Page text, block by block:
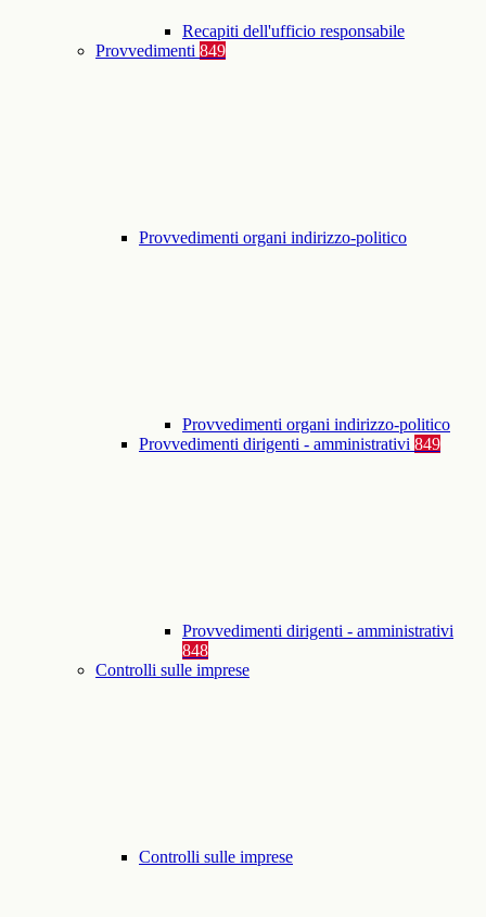
Recapiti dell'ufficio responsabile
Provvedimenti 849
Provvedimenti organi indirizzo-politico
Provvedimenti organi indirizzo-politico
Provvedimenti dirigenti - amministrativi 849
Provvedimenti dirigenti - amministrativi
848
Controlli sulle imprese
Controlli sulle imprese